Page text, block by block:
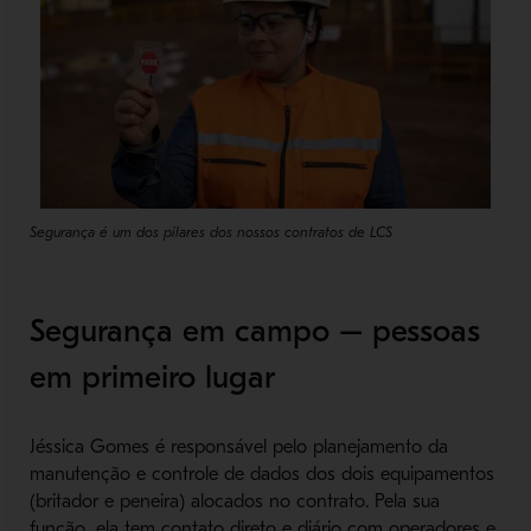
Segurança é um dos pilares dos nossos contratos de LCS
Segurança em campo – pessoas
em primeiro lugar
Jéssica Gomes é responsável pelo planejamento da
manutenção e controle de dados dos dois equipamentos
(britador e peneira) alocados no contrato. Pela sua